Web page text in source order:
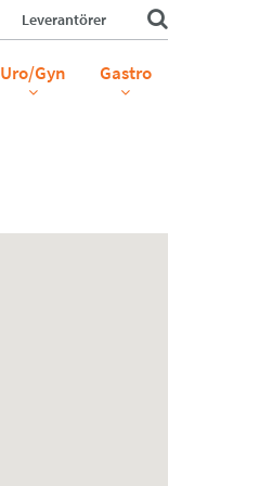
Leverantörer
Uro/Gyn Gastro